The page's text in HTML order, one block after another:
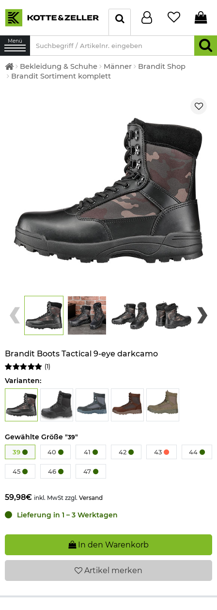
Menü
Bekleidung & Schuhe Männer
Brandit Shop
Brandit Sortiment komplett
Brandit Boots Tactical 9-eye darkcamo
(1 )
Varianten:
Gewählte Größe "39"
39 40 41 42 43 44
45 46 47
59,98€ inkl. MwSt zzgl. Versand
Lieferung in 1 – 3 Werktagen
In den Warenkorb
Artikel merken